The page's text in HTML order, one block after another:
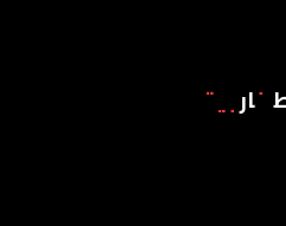
خارجية